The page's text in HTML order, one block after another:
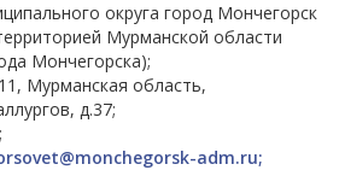
округа город Мончегорск
Мурманской области
Мончегорска);
Мурманская область,
д.37;
adm.ru;